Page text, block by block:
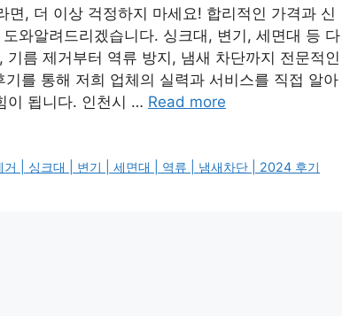
, 더 이상 걱정하지 마세요! 합리적인 가격과 신
와알려드리겠습니다. 싱크대, 변기, 세면대 등 다
름 제거부터 역류 방지, 냄새 차단까지 전문적인
를 통해 저희 업체의 실력과 서비스를 직접 알아
이 됩니다. 인천시 … Read more
| 싱크대 | 변기 | 세면대 | 역류 | 냄새차단 | 2024 후기